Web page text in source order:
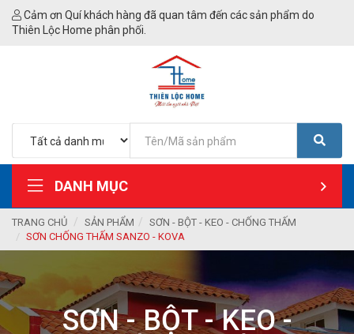
Cảm ơn Quí khách hàng đã quan tâm đến các sản phẩm do
Thiên Lộc Home phân phối.
DANH MỤC
TRANG CHỦ SẢN PHẨM
SƠN - BỘT - KEO - CHỐNG THẤM
SƠN CHỐNG THẤM SANZO - KOVA
SƠN - BỘT - KEO -